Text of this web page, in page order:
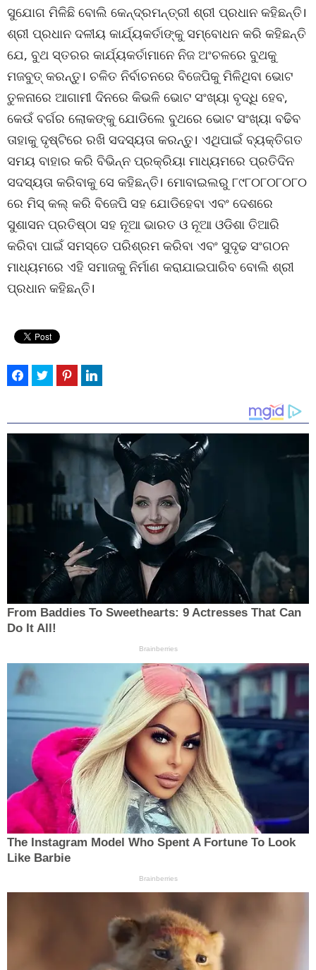
ସୁଯୋଗ ମିଳିଛି ବୋଲି କେନ୍ଦ୍ରମନ୍ତ୍ରୀ ଶ୍ରୀ ପ୍ରଧାନ କହିଛନ୍ତି।
ଶ୍ରୀ ପ୍ରଧାନ ଦଳୀୟ କାର୍ଯ୍ୟକର୍ତାଙ୍କୁ ସମ୍ବୋଧନ କରି କହିଛନ୍ତି
ଯେ, ବୁଥ ସ୍ତରର କାର୍ଯ୍ୟକର୍ତାମାନେ ନିଜ ଅଂଚଳରେ ବୁଥକୁ
ମଜବୁତ୍ କରନ୍ତୁ। ଚଳିତ ନିର୍ବାଚନରେ ବିଜେପିକୁ ମିଳିଥିବା ଭୋଟ
ତୁଳନାରେ ଆଗାମୀ ଦିନରେ କିଭଳି ଭୋଟ ସଂଖ୍ୟା ବୃଦ୍ଧି ହେବ,
କେଉଁ ବର୍ଗର ଲୋକଙ୍କୁ ଯୋଡିଲେ ବୁଥରେ ଭୋଟ ସଂଖ୍ୟା ବଢିବ
ତାହାକୁ ଦୃଷ୍ଟିରେ ରଖି ସଦସ୍ୟତା କରନ୍ତୁ। ଏଥିପାଇଁ ବ୍ୟକ୍ତିଗତ
ସମୟ ବାହାର କରି ବିଭିନ୍ନ ପ୍ରକ୍ରିୟା ମାଧ୍ୟମରେ ପ୍ରତିଦିନ
ସଦସ୍ୟତା କରିବାକୁ ସେ କହିଛନ୍ତି। ମୋବାଇଲରୁ ୮୯୮୦୮୦୮୦୮୦
ରେ ମିସ୍ କଲ୍ କରି ବିଜେପି ସହ ଯୋଡିହେବା ଏବଂ ଦେଶରେ
ସୁଶାସନ ପ୍ରତିଷ୍ଠା ସହ ନୂଆ ଭାରତ ଓ ନୂଆ ଓଡିଶା ତିଆରି
କରିବା ପାଇଁ ସମସ୍ତେ ପରିଶ୍ରମ କରିବା ଏବଂ ସୁଦୃଢ ସଂଗଠନ
ମାଧ୍ୟମରେ ଏହି ସମାଜକୁ ନିର୍ମାଣ କରାଯାଇପାରିବ ବୋଲି ଶ୍ରୀ
ପ୍ରଧାନ କହିଛନ୍ତି।